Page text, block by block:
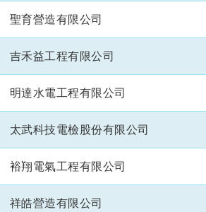
聖育營造有限公司
吉禾益工程有限公司
明達水電工程有限公司
太武科技電檢股份有限公司
裕翔電氣工程有限公司
祥皓營造有限公司